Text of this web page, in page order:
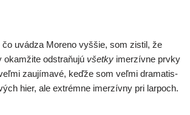
uvá­dza Moreno vyš­šie, som zis­til, že
okam­ži­te odstra­ňu­jú všet­ky imer­zív­ne prv­ky
zau­jí­ma­vé, keď­že som veľ­mi dra­ma­tis­
hier, ale extrém­ne imer­zív­ny pri larpoch.